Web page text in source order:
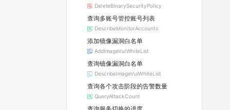
DeleteBinarySecurityPolicy
查询多账号管控账号列表
DescribeMonitorAccounts
添加镜像漏洞白名单
AddImageVulWhiteList
查询镜像漏洞白名单
DescribeImageVulWhiteList
查询各个攻击阶段的告警数量
QueryAttackCount
查询服务切换的进度